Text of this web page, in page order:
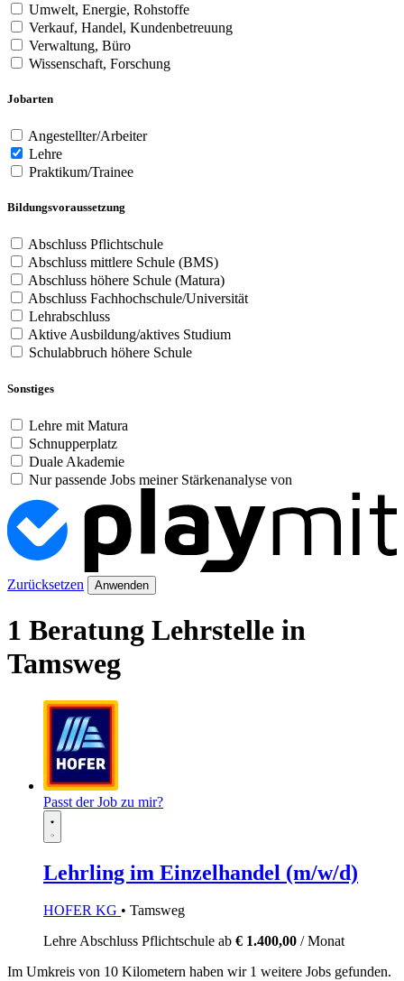
Umwelt, Energie, Rohstoffe
Verkauf, Handel, Kundenbetreuung
Verwaltung, Büro
Wissenschaft, Forschung
Jobarten
Angestellter/Arbeiter
Lehre
Praktikum/Trainee
Bildungsvoraussetzung
Abschluss Pflichtschule
Abschluss mittlere Schule (BMS)
Abschluss höhere Schule (Matura)
Abschluss Fachhochschule/Universität
Lehrabschluss
Aktive Ausbildung/aktives Studium
Schulabbruch höhere Schule
Sonstiges
Lehre mit Matura
Schnupperplatz
Duale Akademie
Nur passende Jobs meiner Stärkenanalyse von
Zurücksetzen Anwenden
1 Beratung Lehrstelle in
Tamsweg
Passt der Job zu mir?
Lehrling im Einzelhandel (m/w/d)
HOFER KG • Tamsweg
LehreAbschluss Pflichtschule ab € 1.400,00 / Monat
Im Umkreis von 10 Kilometern haben wir 1 weitere Jobs gefunden.